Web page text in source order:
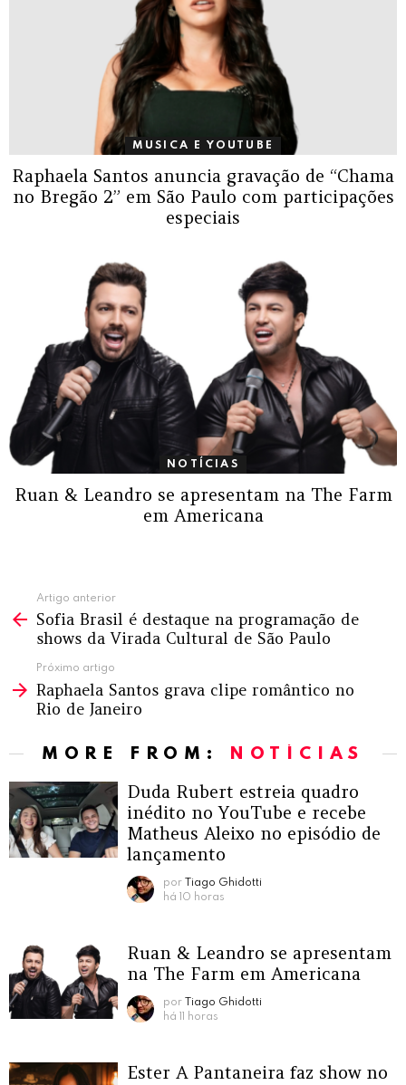
MUSICA E YOUTUBE
Raphaela Santos anuncia gravação de “Chama
no Bregão 2” em São Paulo com participações
especiais
NOTÍCIAS
Ruan & Leandro se apresentam na The Farm
em Americana
mais
Artigo anterior
Sofia Brasil é destaque na programação de
shows da Virada Cultural de São Paulo
Próximo artigo
Raphaela Santos grava clipe romântico no
Rio de Janeiro
MORE FROM: NOTÍCIAS
Duda Rubert estreia quadro
inédito no YouTube e recebe
Matheus Aleixo no episódio de
lançamento
por
Tiago Ghidotti
há 10 horas
Ruan & Leandro se apresentam
na The Farm em Americana
por
Tiago Ghidotti
há 11 horas
Ester A Pantaneira faz show no